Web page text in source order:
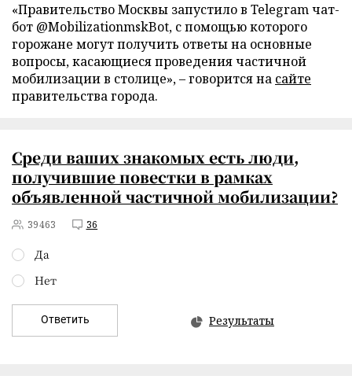
«Правительство Москвы запустило в Telegram чат-
бот @MobilizationmskBot, с помощью которого
горожане могут получить ответы на основные
вопросы, касающиеся проведения частичной
мобилизации в столице», – говорится на сайте
правительства города.
Среди ваших знакомых есть люди,
получившие повестки в рамках
объявленной частичной мобилизации?
39463 36
Да
Нет
Ответить Результаты